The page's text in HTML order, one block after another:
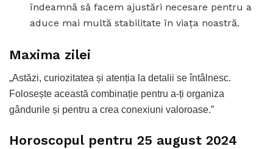
îndeamnă să facem ajustări necesare pentru a
aduce mai multă stabilitate în viața noastră.
Maxima zilei
„Astăzi, curiozitatea și atenția la detalii se întâlnesc.
Folosește această combinație pentru a-ți organiza
gândurile și pentru a crea conexiuni valoroase.”
Horoscopul pentru 25 august 2024